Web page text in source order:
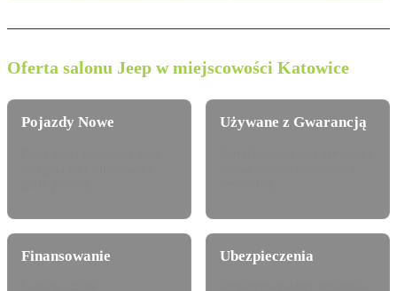
Oferta salonu Jeep w miejscowości Katowice
Pojazdy Nowe Używane z Gwarancją
Finansowanie Ubezpieczenia